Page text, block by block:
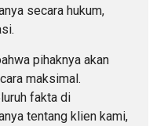
secara hukum,
pihaknya akan
maksimal.
fakta di
tentang klien kami,